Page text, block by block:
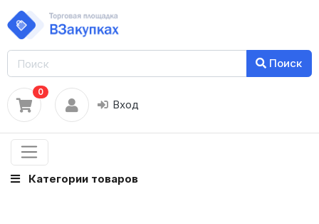
Поиск
0
Вход
Категории товаров